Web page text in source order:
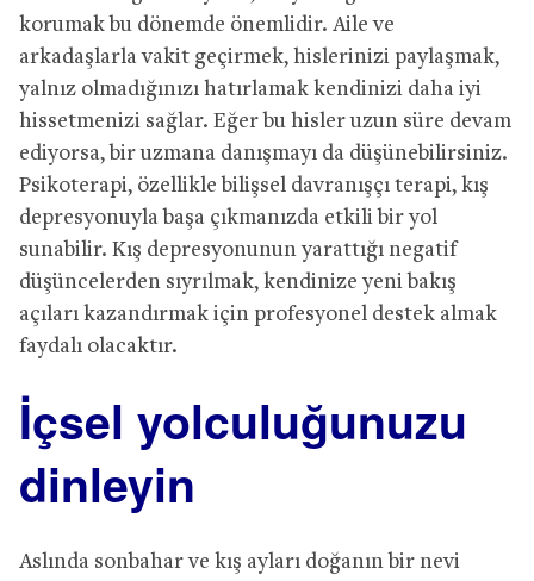
korumak bu dönemde önemlidir. Aile ve
arkadaşlarla vakit geçirmek, hislerinizi paylaşmak,
yalnız olmadığınızı hatırlamak kendinizi daha iyi
hissetmenizi sağlar. Eğer bu hisler uzun süre devam
ediyorsa, bir uzmana danışmayı da düşünebilirsiniz.
Psikoterapi, özellikle bilişsel davranışçı terapi, kış
depresyonuyla başa çıkmanızda etkili bir yol
sunabilir. Kış depresyonunun yarattığı negatif
düşüncelerden sıyrılmak, kendinize yeni bakış
açıları kazandırmak için profesyonel destek almak
faydalı olacaktır.
İçsel yolculuğunuzu
dinleyin
Aslında sonbahar ve kış ayları doğanın bir nevi